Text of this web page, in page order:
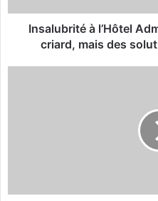
i
Insalubrité à l’Hôtel
criard, mais des
2